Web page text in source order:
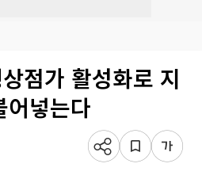
점가 활성화로 지
어넣는다